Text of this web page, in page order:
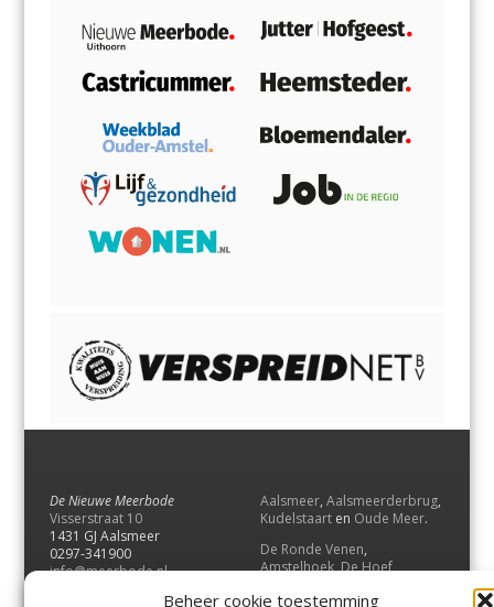
Beheer cookie toestemming
De Nieuwe Meerbode
Visserstraat 10
1431 GJ Aalsmeer
0297-341900
info@meerbode.nl
Aalsmeer, Aalsmeerderbrug,
Kudelstaart en Oude Meer.
De Ronde Venen,
Amstelhoek,De Hoef,
Vrouwenakker,Waverveen